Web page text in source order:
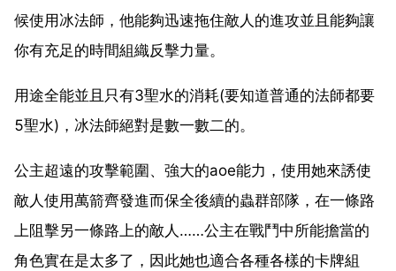
候使用冰法師，他能夠迅速拖住敵人的進攻並且能夠讓
你有充足的時間組織反擊力量。
用途全能並且只有3聖水的消耗(要知道普通的法師都要
5聖水)，冰法師絕對是數一數二的。
公主超遠的攻擊範圍、強大的aoe能力，使用她來誘使
敵人使用萬箭齊發進而保全後續的蟲群部隊，在一條路
上阻擊另一條路上的敵人……公主在戰鬥中所能擔當的
角色實在是太多了，因此她也適合各種各樣的卡牌組